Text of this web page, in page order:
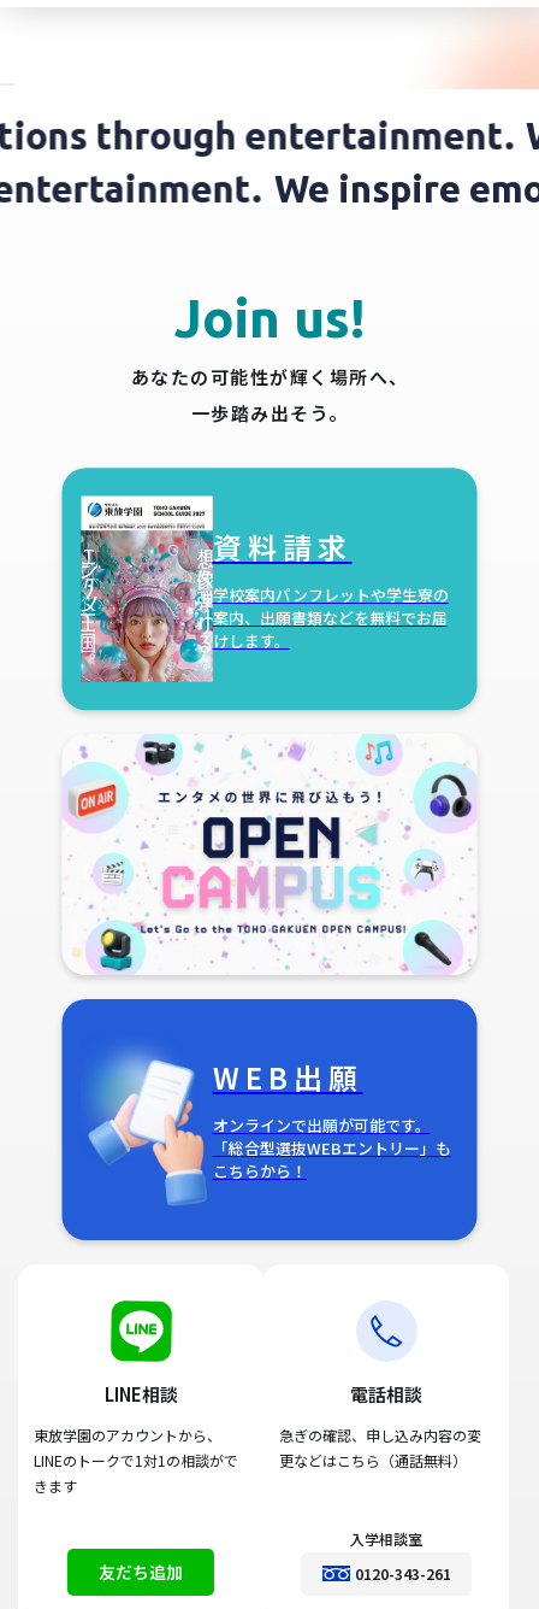
through entertainment. We
entertainment. We
Join us!
あなたの可能性が輝く場所へ、
一歩踏み出そう。
資料請求
学校案内パンフレットや学生寮の
案内、出願書類などを無料でお届
けします。
WEB出願
オンラインで出願が可能です。
「総合型選抜WEBエントリー」も
こちらから！
LINE相談
東放学園のアカウントから、
LINEのトークで1対1の相談がで
きます
友だち追加
電話相談
急ぎの確認、申し込み内容の変
更などはこちら（通話無料）
入学相談室
0120-343-261